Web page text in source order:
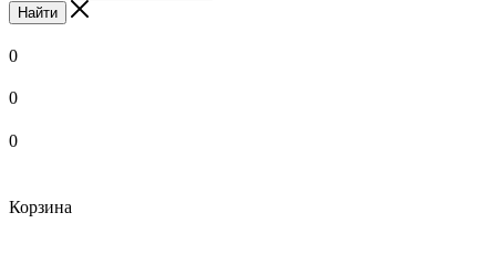
Найти
0
0
0
Корзина